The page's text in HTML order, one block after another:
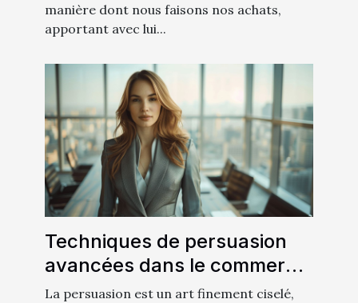
manière dont nous faisons nos achats,
apportant avec lui...
Techniques de persuasion
avancées dans le commerce
interentreprises
La persuasion est un art finement ciselé,